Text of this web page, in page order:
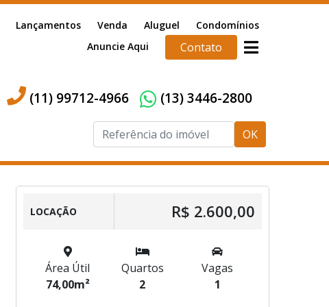
Lançamentos Venda Aluguel
Condomínios
Anuncie Aqui
Contato
(11) 99712-4966 (13) 3446-2800
OK
LOCAÇÃO R$ 2.600,00
Área Útil
74,00m²
Quartos
2
Vagas
1